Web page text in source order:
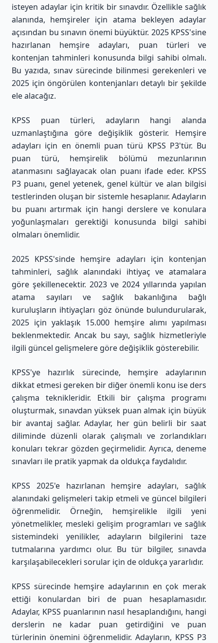
isteyen adaylar için kritik bir sınavdır. Özellikle sağlık
alanında, hemşireler için atama bekleyen adaylar
açısından bu sınavın önemi büyüktür. 2025 KPSS'sine
hazırlanan hemşire adayları, puan türleri ve
kontenjan tahminleri konusunda bilgi sahibi olmalı.
Bu yazıda, sınav sürecinde bilinmesi gerekenleri ve
2025 için öngörülen kontenjanları detaylı bir şekilde
ele alacağız.
KPSS puan türleri, adayların hangi alanda
uzmanlaştığına göre değişiklik gösterir. Hemşire
adayları için en önemli puan türü KPSS P3'tür. Bu
puan türü, hemşirelik bölümü mezunlarının
atanmasını sağlayacak olan puanı ifade eder. KPSS
P3 puanı, genel yetenek, genel kültür ve alan bilgisi
testlerinden oluşan bir sistemle hesaplanır. Adayların
bu puanı artırmak için hangi derslere ve konulara
yoğunlaşmaları gerektiği konusunda bilgi sahibi
olmaları önemlidir.
2025 KPSS'sinde hemşire adayları için kontenjan
tahminleri, sağlık alanındaki ihtiyaç ve atamalara
göre şekillenecektir. 2023 ve 2024 yıllarında yapılan
atama sayıları ve sağlık bakanlığına bağlı
kuruluşların ihtiyaçları göz önünde bulundurularak,
2025 için yaklaşık 15.000 hemşire alımı yapılması
beklenmektedir. Ancak bu sayı, sağlık hizmetleriyle
ilgili güncel gelişmelere göre değişiklik gösterebilir.
KPSS'ye hazırlık sürecinde, hemşire adaylarının
dikkat etmesi gereken bir diğer önemli konu ise ders
çalışma teknikleridir. Etkili bir çalışma programı
oluşturmak, sınavdan yüksek puan almak için büyük
bir avantaj sağlar. Adaylar, her gün belirli bir saat
diliminde düzenli olarak çalışmalı ve zorlandıkları
konuları tekrar gözden geçirmelidir. Ayrıca, deneme
sınavları ile pratik yapmak da oldukça faydalıdır.
KPSS 2025'e hazırlanan hemşire adayları, sağlık
alanındaki gelişmeleri takip etmeli ve güncel bilgileri
öğrenmelidir. Örneğin, hemşirelikle ilgili yeni
yönetmelikler, mesleki gelişim programları ve sağlık
sistemindeki yenilikler, adayların bilgilerini taze
tutmalarına yardımcı olur. Bu tür bilgiler, sınavda
karşılaşabilecekleri sorular için de oldukça yararlıdır.
KPSS sürecinde hemşire adaylarının en çok merak
ettiği konulardan biri de puan hesaplamasıdır.
Adaylar, KPSS puanlarının nasıl hesaplandığını, hangi
derslerin ne kadar puan getirdiğini ve puan
türlerinin önemini öğrenmelidir. Adayların, KPSS P3